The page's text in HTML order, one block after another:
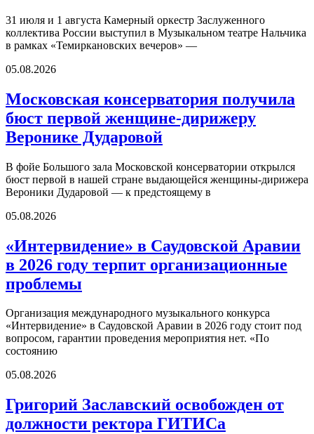
31 июля и 1 августа Камерный оркестр Заслуженного
коллектива России выступил в Музыкальном театре Нальчика
в рамках «Темиркановских вечеров» —
05.08.2026
Московская консерватория получила
бюст первой женщине-дирижеру
Веронике Дударовой
В фойе Большого зала Московской консерватории открылся
бюст первой в нашей стране выдающейся женщины-дирижера
Вероники Дударовой — к предстоящему в
05.08.2026
«Интервидение» в Саудовской Аравии
в 2026 году терпит организационные
проблемы
Организация международного музыкального конкурса
«Интервидение» в Саудовской Аравии в 2026 году стоит под
вопросом, гарантии проведения мероприятия нет. «По
состоянию
05.08.2026
Григорий Заславский освобожден от
должности ректора ГИТИСа